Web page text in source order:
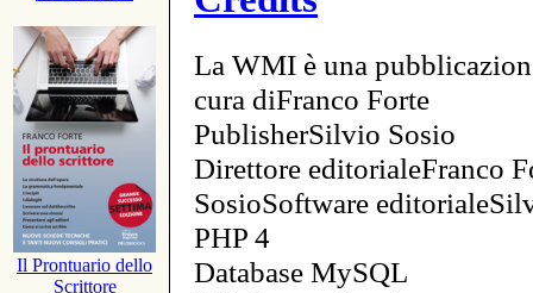
Il Prontuario dello
Scrittore
La WMI è una
cura diFranco Forte
PublisherSilvio Sosio
Direttore editorialeFranco
SosioSoftware
PHP 4
Database MySQL